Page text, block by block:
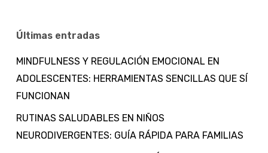
Últimas entradas
MINDFULNESS Y REGULACIÓN EMOCIONAL EN
ADOLESCENTES: HERRAMIENTAS SENCILLAS QUE SÍ
FUNCIONAN
RUTINAS SALUDABLES EN NIÑOS
NEURODIVERGENTES: GUÍA RÁPIDA PARA FAMILIAS